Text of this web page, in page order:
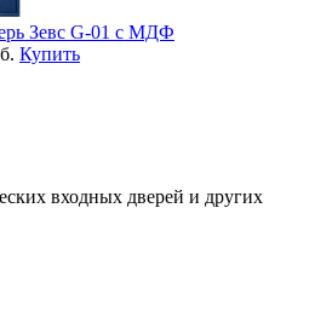
Зевс G-01 с МДФ
Купить
входных дверей и других